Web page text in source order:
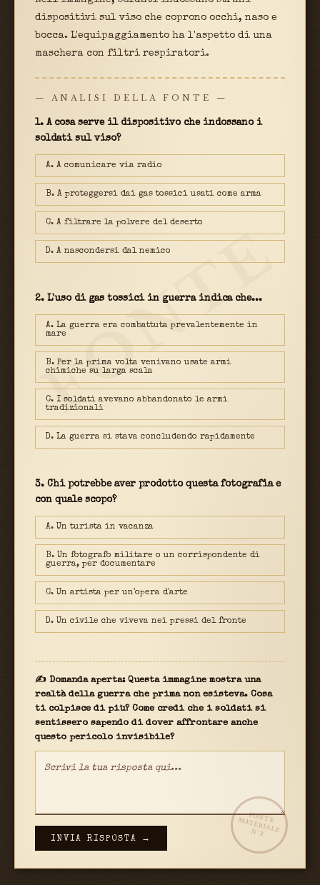
FONTE
dispositivi sul viso che coprono occhi, naso e
bocca. L'equipaggiamento ha l'aspetto di una
maschera con filtri respiratori.
— ANALISI DELLA FONTE —
1. A cosa serve il dispositivo che indossano i
soldati sul viso?
A. A comunicare via radio
B. A proteggersi dai gas tossici usati come arma
C. A filtrare la polvere del deserto
D. A nascondersi dal nemico
2. L'uso di gas tossici in guerra indica che...
A. La guerra era combattuta prevalentemente in
mare
B. Per la prima volta venivano usate armi
chimiche su larga scala
C. I soldati avevano abbandonato le armi
tradizionali
D. La guerra si stava concludendo rapidamente
3. Chi potrebbe aver prodotto questa fotografia e
con quale scopo?
A. Un turista in vacanza
B. Un fotografo militare o un corrispondente di
guerra, per documentare
C. Un artista per un'opera d'arte
D. Un civile che viveva nei pressi del fronte
✍ Domanda aperta: Questa immagine mostra una
realtà della guerra che prima non esisteva. Cosa
ti colpisce di più? Come credi che i soldati si
sentissero sapendo di dover affrontare anche
questo pericolo invisibile?
INVIA RISPOSTA →
FONTE
MATERIALE
N°3